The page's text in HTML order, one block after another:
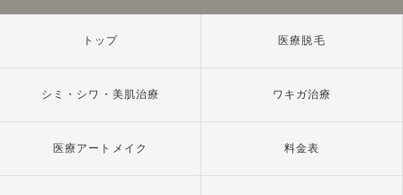
トップ 医療脱毛
シミ・シワ・美肌治療 ワキガ治療
医療アートメイク 料金表